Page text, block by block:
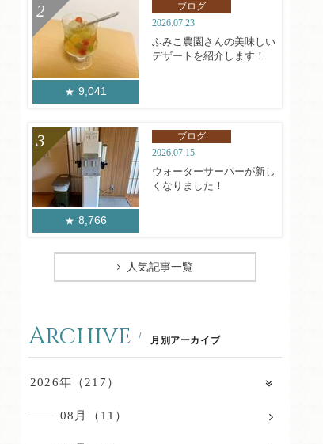
9,041
ブログ
2026.07.23
ふみこ農園さんの美味しい
デザートを紹介します！
8,766
ブログ
2026.07.15
ウォーターサーバーが新し
くなりました！
人気記事一覧
Archive 月別アーカイブ
2026年（217）
08月（11）